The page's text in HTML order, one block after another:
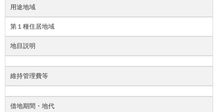
用途地域
第１種住居地域
地目説明
維持管理費等
借地期間・地代